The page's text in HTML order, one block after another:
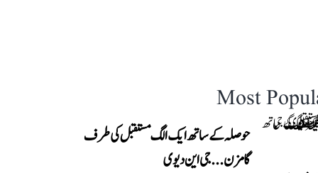
Most
حوصلہ کے ساتھ ایک الگ مستقبل کی طرف
گامزن... جی این دیوی